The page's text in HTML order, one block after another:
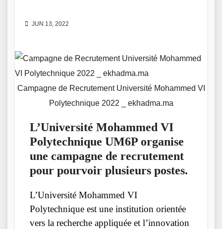
JUN 13, 2022
Campagne de Recrutement Université Mohammed VI
Polytechnique 2022 _ ekhadma.ma
L’Université Mohammed VI
Polytechnique UM6P organise
une campagne de recrutement
pour pourvoir plusieurs postes.
L’Université Mohammed VI
Polytechnique est une institution orientée
vers la recherche appliquée et l’innovation